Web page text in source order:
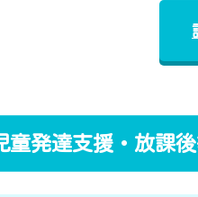
童発達支援・放課